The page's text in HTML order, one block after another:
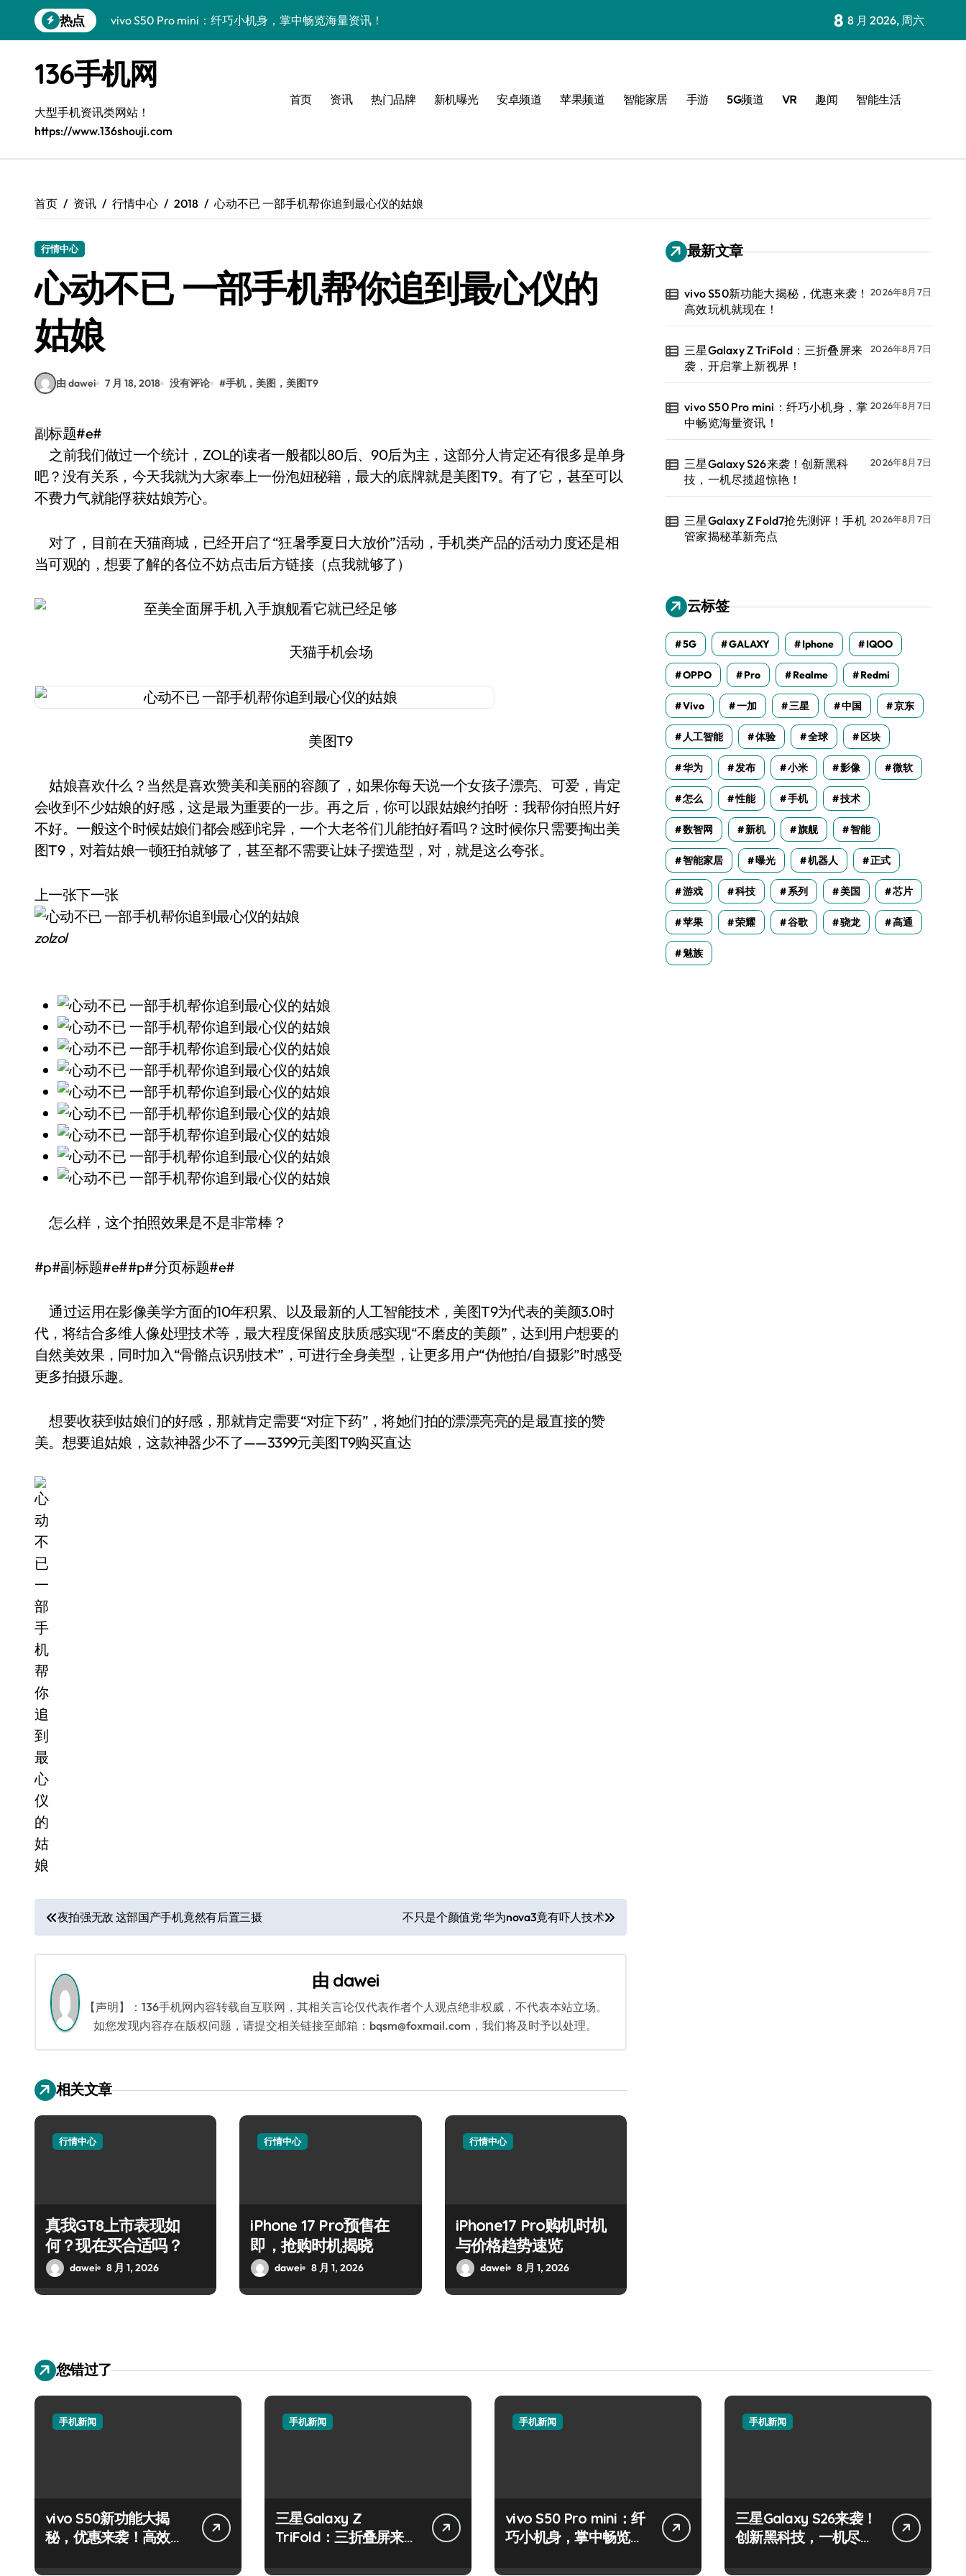
到
热点
vivo S50 Pro mini：纤巧小机身，掌中畅览海量资讯！
三星Galaxy Z Fold7抢先测评！手机管家揭秘革新亮点
小米17 Pro来袭！实用功能大揭秘，抢先一睹为快！
S25 Ultra颜值封神！定制主题潮爆登场
Galaxy S24+惊艳登场，手机美化新境界
Galaxy A56 5G登场，时尚与性能双巅峰！
8 8 月 2026, 周六
136手机网
大型手机资讯类网站！
https://www.136shouji.com
首页 资讯 热门品牌 新机曝光 安卓频道 苹果频道 智能家居 手游 5G频道 VR 趣闻 智能生活
首页 资讯 行情中心 2018 心动不已 一部手机帮你追到最心仪的姑娘
行情中心
心动不已 一部手机帮你追到最心仪的
姑娘
由 dawei 7 月 18, 2018 没有评论 #手机，美图，美图T9
副标题#e#
之前我们做过一个统计，ZOL的读者一般都以80后、90后为主，这部分人肯定还有很多是单身
吧？没有关系，今天我就为大家奉上一份泡妞秘籍，最大的底牌就是美图T9。有了它，甚至可以
不费力气就能俘获姑娘芳心。
对了，目前在天猫商城，已经开启了“狂暑季夏日大放价”活动，手机类产品的活动力度还是相
当可观的，想要了解的各位不妨点击后方链接（点我就够了）
天猫手机会场
美图T9
姑娘喜欢什么？当然是喜欢赞美和美丽的容颜了，如果你每天说一个女孩子漂亮、可爱，肯定
会收到不少姑娘的好感，这是最为重要的一步。再之后，你可以跟姑娘约拍呀：我帮你拍照片好
不好。一般这个时候姑娘们都会感到诧异，一个大老爷们儿能拍好看吗？这时候你只需要掏出美
图T9，对着姑娘一顿狂拍就够了，甚至都不需要让妹子摆造型，对，就是这么夸张。
上一张下一张
zolzol
怎么样，这个拍照效果是不是非常棒？
#p#副标题#e##p#分页标题#e#
通过运用在影像美学方面的10年积累、以及最新的人工智能技术，美图T9为代表的美颜3.0时
代，将结合多维人像处理技术等，最大程度保留皮肤质感实现“不磨皮的美颜”，达到用户想要的
自然美效果，同时加入“骨骼点识别技术”，可进行全身美型，让更多用户“伪他拍/自摄影”时感受
更多拍摄乐趣。
想要收获到姑娘们的好感，那就肯定需要“对症下药”，将她们拍的漂漂亮亮的是最直接的赞
美。想要追姑娘，这款神器少不了——3399元美图T9购买直达
文
章
导
航
夜拍强无敌 这部国产手机竟然有后置三摄 不只是个颜值党 华为nova3竟有吓人技术
由 dawei
【声明】：136手机网内容转载自互联网，其相关言论仅代表作者个人观点绝非权威，不代表本站立场。
如您发现内容存在版权问题，请提交相关链接至邮箱：bqsm@foxmail.com，我们将及时予以处理。
相关文章
行情中心
真我GT8上市表现如
何？现在买合适吗？
dawei 8 月 1, 2026
行情中心
iPhone 17 Pro预售在
即，抢购时机揭晓
dawei 8 月 1, 2026
行情中心
iPhone17 Pro购机时机
与价格趋势速览
dawei 8 月 1, 2026
最新文章
vivo S50新功能大揭秘，优惠来袭！
高效玩机就现在！
2026年8月7日
三星Galaxy Z TriFold：三折叠屏来
袭，开启掌上新视界！
2026年8月7日
vivo S50 Pro mini：纤巧小机身，掌
中畅览海量资讯！
2026年8月7日
三星Galaxy S26来袭！创新黑科
技，一机尽揽超惊艳！
2026年8月7日
三星Galaxy Z Fold7抢先测评！手机
管家揭秘革新亮点
2026年8月7日
云标签
5G GALAXY Iphone IQOO
OPPO Pro Realme Redmi
Vivo 一加 三星 中国 京东
人工智能 体验 全球 区块
华为 发布 小米 影像 微软
怎么 性能 手机 技术
数智网 新机 旗舰 智能
智能家居 曝光 机器人 正式
游戏 科技 系列 美国 芯片
苹果 荣耀 谷歌 骁龙 高通
魅族
您错过了
手机新闻
vivo S50新功能大揭
秘，优惠来袭！高效玩
手机新闻
三星Galaxy Z
TriFold：三折叠屏来
手机新闻
vivo S50 Pro mini：纤
巧小机身，掌中畅览海
手机新闻
三星Galaxy S26来袭！
创新黑科技，一机尽揽